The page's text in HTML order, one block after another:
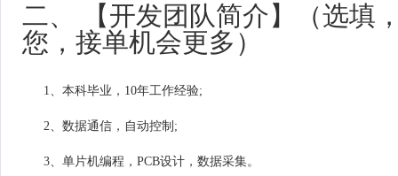
二、 【开发团队简介】（选填
您，接单机会更多）
1、本科毕业，10年工作经验;
2、数据通信，自动控制;
3、单片机编程，PCB设计，数据采集。